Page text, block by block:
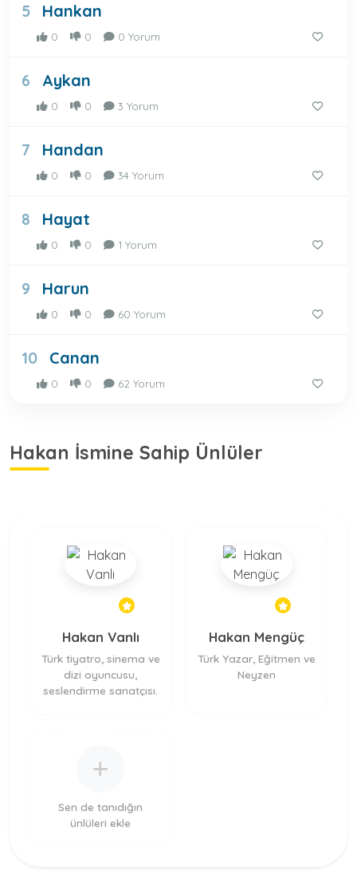
5 Hankan
0 0 0 Yorum
6 Aykan
0 0 3 Yorum
7 Handan
0 0 34 Yorum
8 Hayat
0 0 1 Yorum
9 Harun
0 0 60 Yorum
10 Canan
0 0 62 Yorum
Hakan İsmine Sahip Ünlüler
Hakan Vanlı
Türk tiyatro, sinema ve
dizi oyuncusu,
seslendirme sanatçısı.
Hakan Mengüç
Türk Yazar, Eğitmen ve
Neyzen
Sen de tanıdığın
ünlüleri ekle